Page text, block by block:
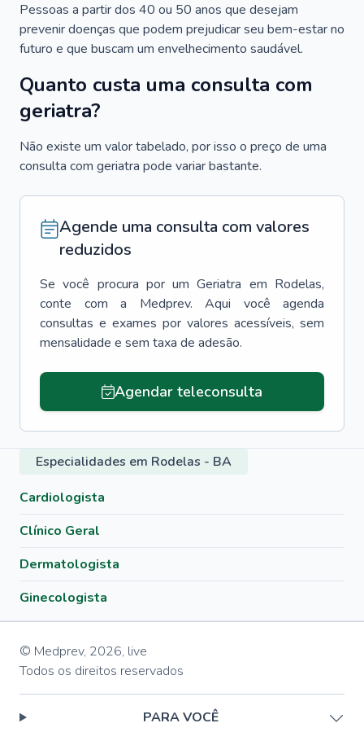
Pessoas a partir dos 40 ou 50 anos que desejam
prevenir doenças que podem prejudicar seu bem-estar no
futuro e que buscam um envelhecimento saudável.
Quanto custa uma consulta com
geriatra?
Não existe um valor tabelado, por isso o preço de uma
consulta com geriatra pode variar bastante.
Agende uma consulta com valores
reduzidos
Se você procura por um Geriatra em Rodelas,
conte com a Medprev. Aqui você agenda
consultas e exames por valores acessíveis, sem
mensalidade e sem taxa de adesão.
Agendar teleconsulta
Especialidades em Rodelas - BA
Cardiologista
Clínico Geral
Dermatologista
Ginecologista
© Medprev, 2026, live
Todos os direitos reservados
PARA VOCÊ